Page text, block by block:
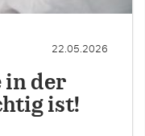
22.05.2026
in der
ist!